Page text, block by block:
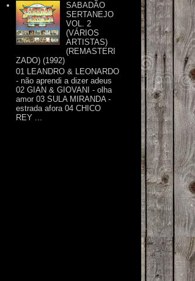
SABADÃO
SERTANEJO
VOL. 2
(VÁRIOS
ARTISTAS)
(REMASTERI
ZADO) (1992)
01 LEANDRO & LEONARDO
- não aprendi a dizer adeus
02 GIAN & GIOVANI - olha
amor 03 SULA MIRANDA -
estrada afora 04 CHICO
REY ...